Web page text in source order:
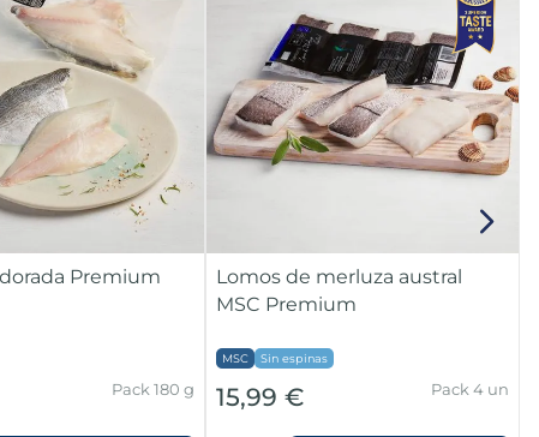
Premium
Pack 180 g
Lomos de merluza austral
MSC Premium
MSC Sin espinas
15,99 € Pack 4 un